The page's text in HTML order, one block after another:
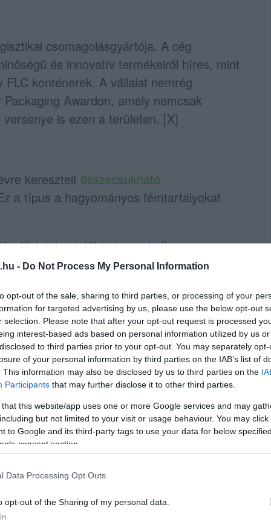
- Do Not Process My Personal Information
opt-out of the sale, sharing to third parties, or processing of your
for targeted advertising by us, please use the below opt-out
selection. Please note that after your opt-out request is processed
interest-based ads based on personal information utilized by us
to third parties prior to your opt-out. You may separately
of your personal information by third parties on the IAB’s list of
This information may also be disclosed by us to third parties on the
Participants that may further disclose it to other third parties.
that this website/app uses one or more Google services and may
but not limited to your visit or usage behaviour. You may
to Google and its third-party tags to use your data for below
consent section.
Data Processing Opt Outs
opt-out of the Sharing of my personal data.
csomagolásgyártója. A cég
és innovatív termékeiről híres, mint
konténerek. A vállalat nemrég
Awardon, amely nemcsak
is ezen a területen. [X]
keresztelt összecsukható
a típus a hagyományos fémtartályokat
vállalatoknak többet nem kell a
megküzdeni.
a fel- és lerakodást, addig a
eredően sokkal könnyebb.
megszüntetésében. Az
egyik legnagyobb kihívása: a MO®
a kamionok újabb áruval is
a tartós és egyben ergonomikus
targoncák számára, emellett felcímkézési
típus egyben a fém tartályok erős